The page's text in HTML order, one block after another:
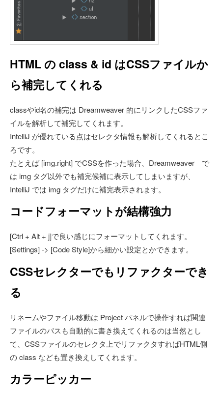
HTML の class & id はCSSファイルか
ら補完してくれる
classやid名の補完は Dreamweaver 的にリンクしたCSSファ
イルを解析して補完してくれます。
IntelliJ が優れている点はセレクタ情報も解析してくれるとこ
ろです。
たとえば [img.right] でCSSを作った場合、Dreamweaver で
は img タグ以外でも補完候補に表示してしまいますが、
IntelliJ では img タグだけに補完表示されます。
コードフォーマットが結構強力
[Ctrl + Alt + j]で良い感じにフォーマットしてくれます。
[Settings] -> [Code Style]から細かい設定とかできます。
CSSセレクターでもリファクターでき
る
リネームやファイル移動は Project パネルで操作すれば関連
ファイルのパスも自動的に書き換えてくれるのは当然とし
て、CSSファイルのセレクタ上でリファクタすればHTML側
の class なども置き換えしてくれます。
カラーピッカー